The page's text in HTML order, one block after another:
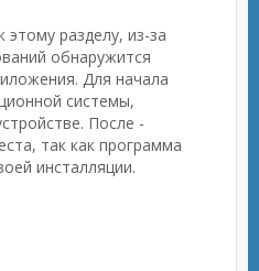
разделу, из-за
обнаружится
Для начала
системы,
После -
так как программа
инсталляции.